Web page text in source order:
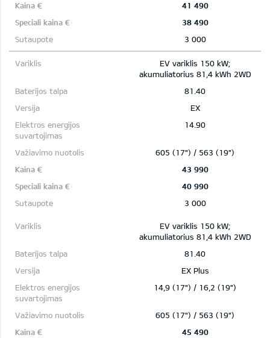
41 490
38 490
3 000
EV variklis 150 kW;
akumuliatorius 81,4 kWh 2WD
81.40
EX
14.90
605 (17") / 563 (19")
43 990
40 990
3 000
EV variklis 150 kW;
akumuliatorius 81,4 kWh 2WD
81.40
EX Plus
14,9 (17") / 16,2 (19")
605 (17") / 563 (19")
45 490